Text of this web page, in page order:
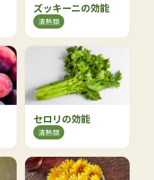
ズッキーニの効能
清熱類
セロリの効能
清熱類